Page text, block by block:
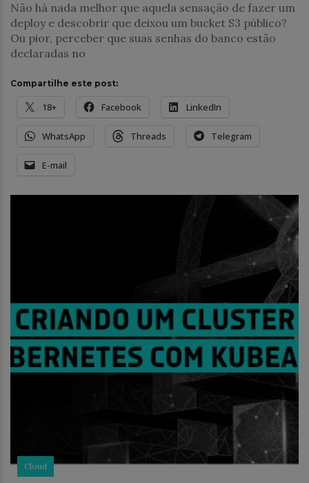
Não há nada melhor que aquela sensação de fazer um
deploy e descobrir que deixou um bucket S3 público?
Ou pior, perceber que suas senhas do banco estão
declaradas no
Compartilhe este post:
18+ Facebook LinkedIn
WhatsApp Threads Telegram
E-mail
Cloud